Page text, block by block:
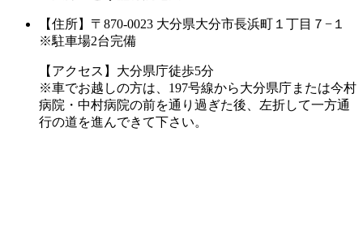
【住所】〒870-0023 大分県大分市長浜町１丁目７−１
※駐車場2台完備
【アクセス】大分県庁徒歩5分
※車でお越しの方は、197号線から大分県庁または今村
病院・中村病院の前を通り過ぎた後、左折して一方通
行の道を進んできて下さい。